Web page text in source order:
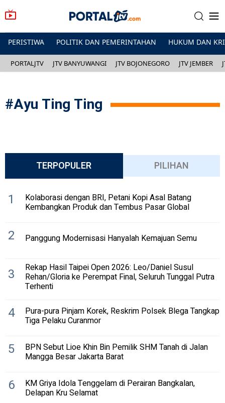
PERISTIWA POLITIK DAN PEMERINTAHAN HUKUM DAN
PORTALJTV JTV BANYUWANGI JTV BOJONEGORO JTV JEMBER
#Ayu Ting Ting
TERPOPULER PILIHAN
1 Kolaborasi dengan BRI, Petani Kopi Asal Batang
Kembangkan Produk dan Tembus Pasar Global
2 Panggung Modernisasi Hanyalah Kemajuan Semu
3 Rekap Hasil Taipei Open 2026: Leo/Daniel Susul
Rehan/Gloria ke Perempat Final, Seluruh Tunggal Putra
Terhenti
4 Pura-pura Pinjam Korek, Reskrim Polsek Blega Tangkap
Tiga Pelaku Curanmor
5 BPN Sebut Lioe Khin Bin Pemilik SHM Tanah di Jalan
Mangga Besar Jakarta Barat
6 KM Griya Idola Tenggelam di Perairan Bangkalan,
Delapan Kru Selamat